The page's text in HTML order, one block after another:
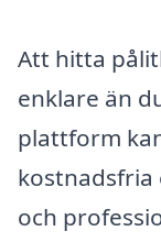
Att hitta
enklare än
plattform
och